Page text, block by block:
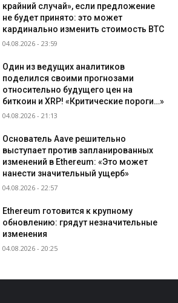
крайний случай», если предложение
не будет принято: это может
кардинально изменить стоимость BTC
04.08.2026 - 23:59
Один из ведущих аналитиков
поделился своими прогнозами
относительно будущего цен на
биткоин и XRP! «Критические пороги…»
04.08.2026 - 21:13
Основатель Aave решительно
выступает против запланированных
изменений в Ethereum: «Это может
нанести значительный ущерб»
04.08.2026 - 22:57
Ethereum готовится к крупному
обновлению: грядут незначительные
изменения
04.08.2026 - 20:25